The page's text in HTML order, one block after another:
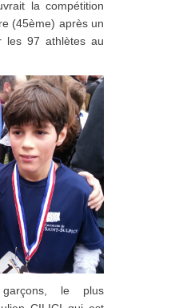
la compétition
(45ème) après un
les 97 athlètes au
le plus